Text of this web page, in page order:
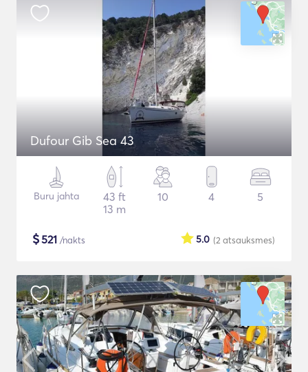
Dufour Gib Sea 43
Buru jahta
43 ft
13 m
10 4 5
$521 /nakts (2 atsauksmes)
5.0